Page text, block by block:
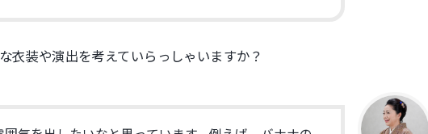
衣装や演出を考えていらっしゃいますか？